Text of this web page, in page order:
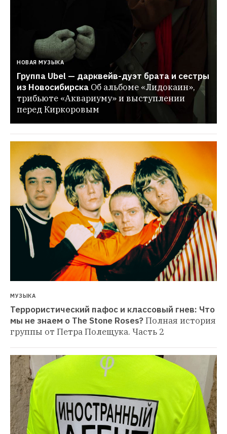
НОВАЯ МУЗЫКА
Группа Ubel — дарквейв-дуэт брата и сестры
из Новосибирска Об альбоме «Лидокаин»,
трибьюте «Аквариуму» и выступлении
перед Киркоровым
МУЗЫКА
Террористический пафос и классовый гнев: Что
мы не знаем о The Stone Roses?Полная история
группы от Петра Полещука. Часть 2